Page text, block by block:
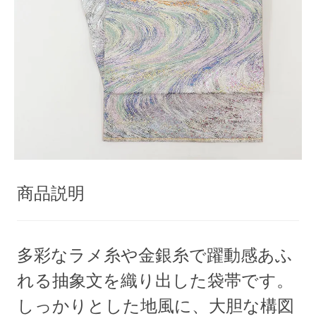
商品説明
多彩なラメ糸や金銀糸で躍動感あふ
れる抽象文を織り出した袋帯です。
しっかりとした地風に、大胆な構図